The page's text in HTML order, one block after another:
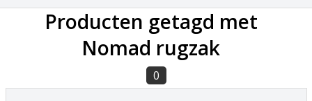
Producten getagd met
Nomad rugzak
0